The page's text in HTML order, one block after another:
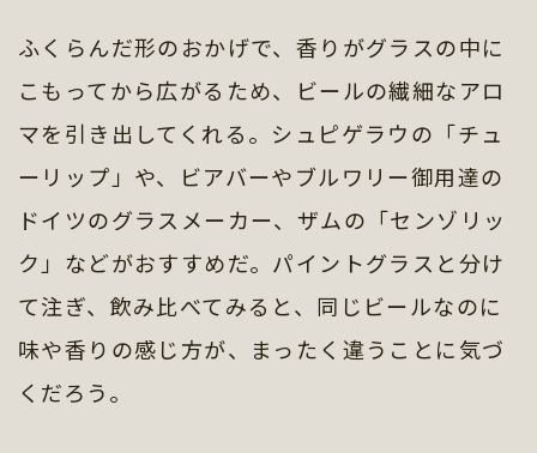
ふくらんだ形のおかげで、香りがグラスの中に
こもってから広がるため、ビールの繊細なアロ
マを引き出してくれる。シュピゲラウの「チュ
ーリップ」や、ビアバーやブルワリー御用達の
ドイツのグラスメーカー、ザムの「センゾリッ
ク」などがおすすめだ。パイントグラスと分け
て注ぎ、飲み比べてみると、同じビールなのに
味や香りの感じ方が、まったく違うことに気づ
くだろう。